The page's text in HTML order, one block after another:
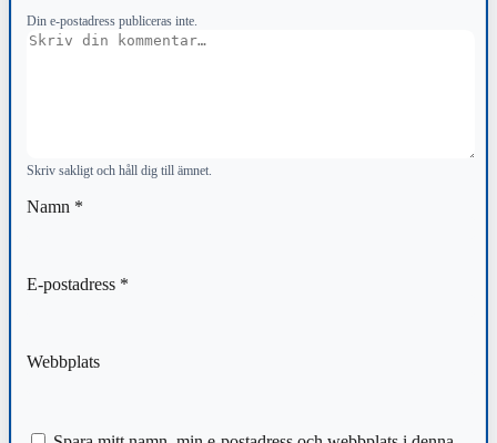
Din e-postadress publiceras inte.
Kommentar
Skriv sakligt och håll dig till ämnet.
Namn *
E-postadress *
Webbplats